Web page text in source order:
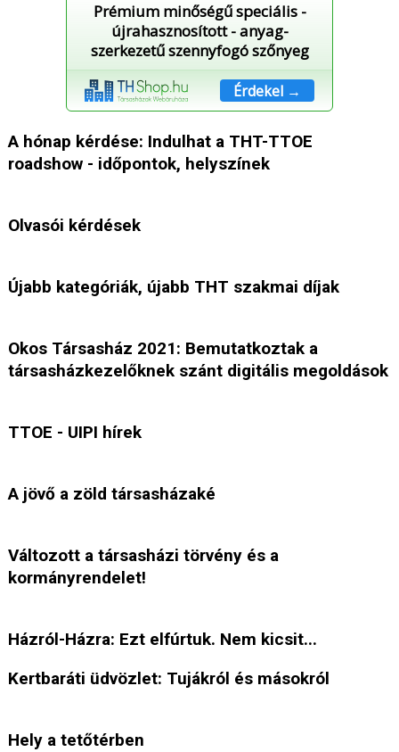
Prémium minőségű speciális -
újrahasznosított - anyag-
szerkezetű szennyfogó szőnyeg
Érdekel →
A hónap kérdése: Indulhat a THT-TTOE
roadshow - időpontok, helyszínek
Olvasói kérdések
Újabb kategóriák, újabb THT szakmai díjak
Okos Társasház 2021: Bemutatkoztak a
társasházkezelőknek szánt digitális megoldások
TTOE - UIPI hírek
A jövő a zöld társasházaké
Változott a társasházi törvény és a
kormányrendelet!
Házról-Házra: Ezt elfúrtuk. Nem kicsit...
Kertbaráti üdvözlet: Tujákról és másokról
Hely a tetőtérben